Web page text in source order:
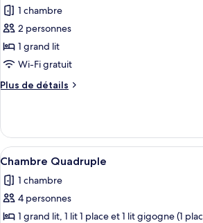
Triple
Room
les
photos
pour
ce
type
de
Double
Room
1 chambre
2 personnes
1 grand lit
Wi-Fi gratuit
Plus de détails
Plus
le
type
de
Double
Room
Afficher
toutes
les
photos
pour
Une
4
Chambre Quadruple
1 chambre
4 personnes
1 grand lit, 1 lit 1 place et 1 lit gigogne (1